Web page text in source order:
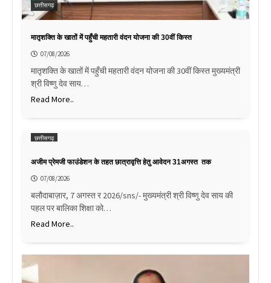
छत्तीसगढ़
मातृशक्ति के खातों में पहुँची महतारी वंदन योजना की 30वीं किस्त
07/08/2026
मातृशक्ति के खातों में पहुँची महतारी वंदन योजना की 30वीं किस्त मुख्यमंत्री
श्री विष्णु देव साय…
Read More..
छत्तीसगढ़
अजीम प्रेमजी फाउंडेशन के तहत छात्रावृत्ति हेतु आवेदन 31अगस्त तक
07/08/2026
बलौदाबाज़ार, 7 अगस्त र 2026/sns/- मुख्यमंत्री श्री विष्णु देव साय की
पहल पर बालिका शिक्षा को…
Read More..